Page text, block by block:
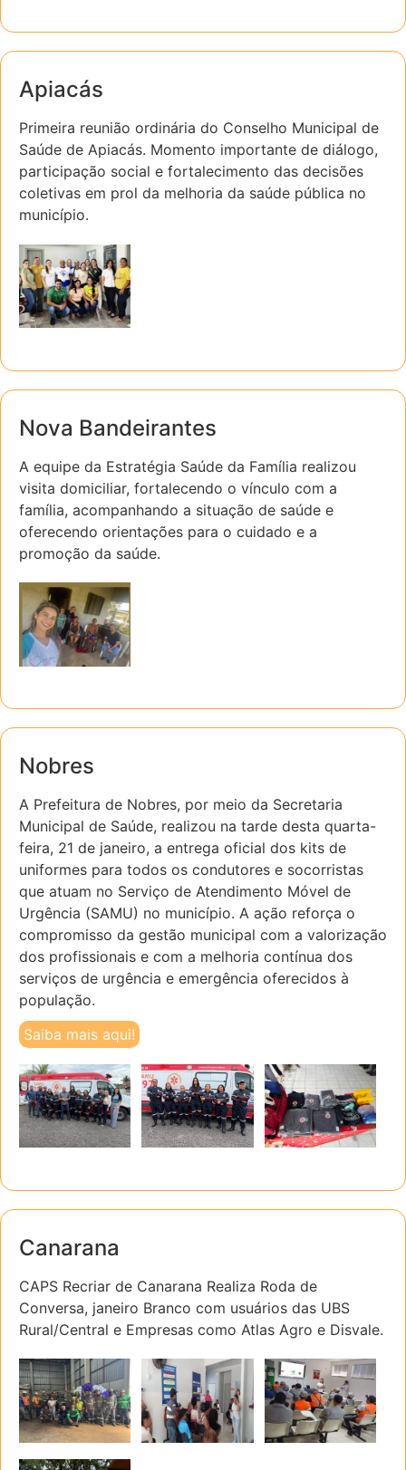
Apiacás
Primeira reunião ordinária do Conselho Municipal de
Saúde de Apiacás. Momento importante de diálogo,
participação social e fortalecimento das decisões
coletivas em prol da melhoria da saúde pública no
município.
Nova Bandeirantes
A equipe da Estratégia Saúde da Família realizou
visita domiciliar, fortalecendo o vínculo com a
família, acompanhando a situação de saúde e
oferecendo orientações para o cuidado e a
promoção da saúde.
Nobres
A Prefeitura de Nobres, por meio da Secretaria
Municipal de Saúde, realizou na tarde desta quarta-
feira, 21 de janeiro, a entrega oficial dos kits de
uniformes para todos os condutores e socorristas
que atuam no Serviço de Atendimento Móvel de
Urgência (SAMU) no município. A ação reforça o
compromisso da gestão municipal com a valorização
dos profissionais e com a melhoria contínua dos
serviços de urgência e emergência oferecidos à
população.
Saiba mais aqui!
Canarana
CAPS Recriar de Canarana Realiza Roda de
Conversa, janeiro Branco com usuários das UBS
Rural/Central e Empresas como Atlas Agro e Disvale.